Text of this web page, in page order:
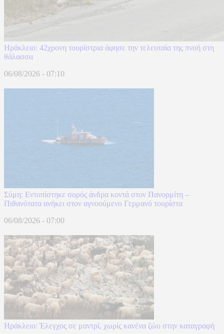
Ηράκλειο: 42χρονη τουρίστρια άφησε την τελευταία της πνοή στη
θάλασσα
06/08/2026 - 07:10
Σύμη: Εντοπίστηκε σορός άνδρα κοντά στον Πανορμίτη –
Πιθανότατα ανήκει στον αγνοούμενο Γερμανό τουρίστα
06/08/2026 - 07:00
Ηράκλειο: Έλεγχος σε μαντρί, χωρίς κανένα ζώο στην καταγραφή